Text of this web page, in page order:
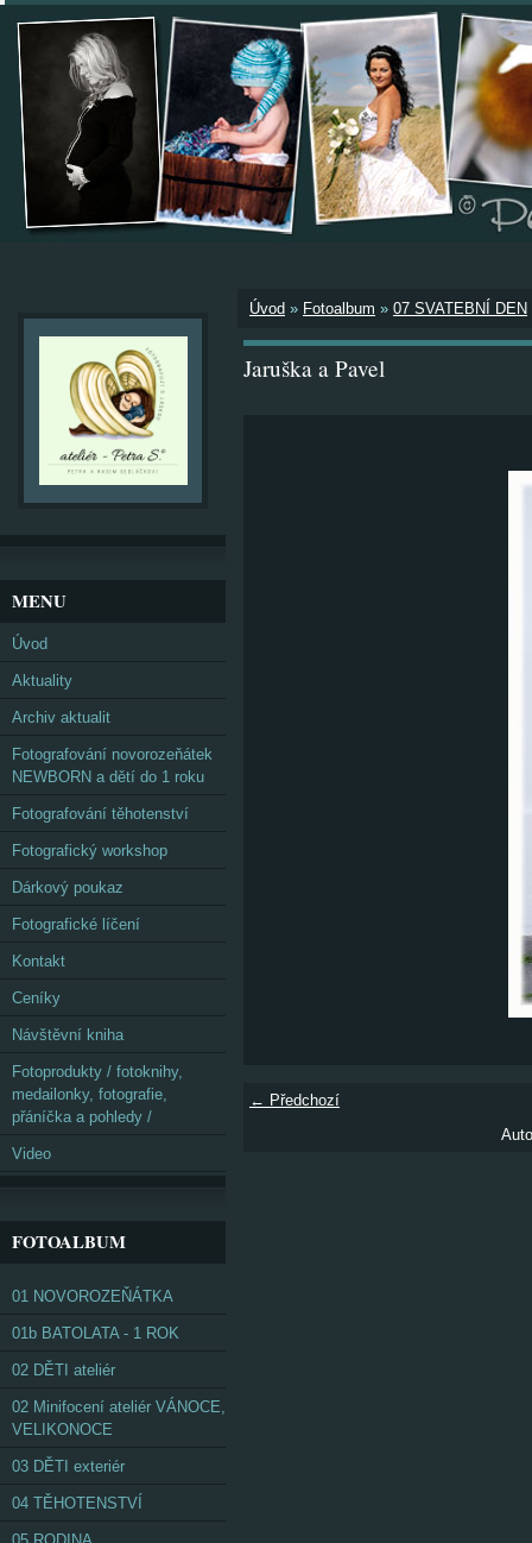
Úvod » Fotoalbum » 07 SVATEBNÍ DEN
Jaruška a Pavel
← Předchozí
MENU
Úvod
Aktuality
Archiv aktualit
Fotografování novorozeňátek
NEWBORN a dětí do 1 roku
Fotografování těhotenství
Fotografický workshop
Dárkový poukaz
Fotografické líčení
Kontakt
Ceníky
Návštěvní kniha
Fotoprodukty / fotoknihy,
medailonky, fotografie,
přáníčka a pohledy /
Video
FOTOALBUM
01 NOVOROZEŇÁTKA
01b BATOLATA - 1 ROK
02 DĚTI ateliér
02 Minifocení ateliér VÁNOCE,
VELIKONOCE
03 DĚTI exteriér
04 TĚHOTENSTVÍ